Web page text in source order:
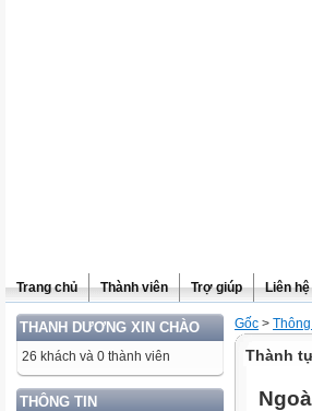
Trang chủ Thành viên Trợ giúp Liên hệ
THANH DƯƠNG XIN CHÀO
26 khách và 0 thành viên
THÔNG TIN
Gốc >
Thành